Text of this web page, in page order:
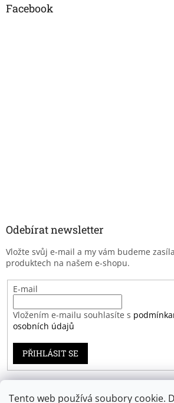
Tento web používá soubory cookie.
Facebook
Odebírat newsletter
Vložte svůj e-mail a my vám budeme
produktech na našem e-shopu.
E-mail
Vložením e-mailu souhlasíte s
osobních údajů
PŘIHLÁSIT SE